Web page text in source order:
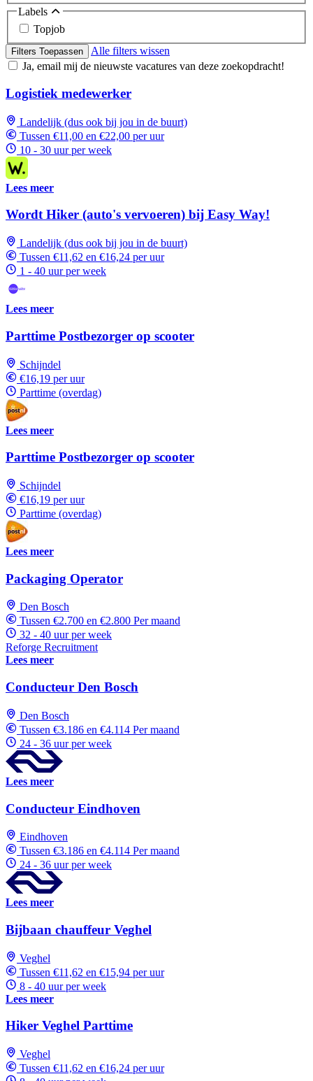
Labels
Topjob
Filters Toepassen
Alle filters wissen
Ja, email mij de nieuwste vacatures van deze zoekopdracht!
Logistiek medewerker
Landelijk (dus ook bij jou in de buurt)
Tussen €11,00 en €22,00 per uur
10 - 30 uur per week
Lees meer
Wordt Hiker (auto's vervoeren) bij Easy Way!
Landelijk (dus ook bij jou in de buurt)
Tussen €11,62 en €16,24 per uur
1 - 40 uur per week
Lees meer
Parttime Postbezorger op scooter
Schijndel
€16,19 per uur
Parttime (overdag)
Lees meer
Parttime Postbezorger op scooter
Schijndel
€16,19 per uur
Parttime (overdag)
Lees meer
Packaging Operator
Den Bosch
Tussen €2.700 en €2.800 Per maand
32 - 40 uur per week
Reforge Recruitment
Lees meer
Conducteur Den Bosch
Den Bosch
Tussen €3.186 en €4.114 Per maand
24 - 36 uur per week
Lees meer
Conducteur Eindhoven
Eindhoven
Tussen €3.186 en €4.114 Per maand
24 - 36 uur per week
Lees meer
Bijbaan chauffeur Veghel
Veghel
Tussen €11,62 en €15,94 per uur
8 - 40 uur per week
Lees meer
Hiker Veghel Parttime
Veghel
Tussen €11,62 en €16,24 per uur